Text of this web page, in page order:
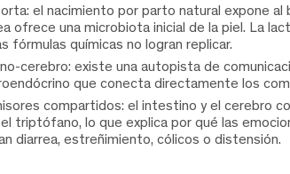
el nacimiento por parto natural expone
ofrece una microbiota inicial de la piel. La
fórmulas químicas no logran replicar.
cerebro: existe una autopista de
que conecta directamente los
compartidos: el intestino y el cerebro
triptófano, lo que explica por qué las
diarrea, estreñimiento, cólicos o distensión.